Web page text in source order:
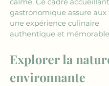
gastronomique assure aux
une expérience culinaire
authentique et
Explorer la
environnante